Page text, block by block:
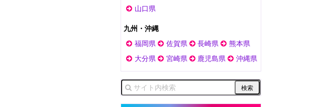
山口県
九州・沖縄
福岡県
佐賀県 長崎県
熊本県
大分県
宮崎県 鹿児島県 沖縄県